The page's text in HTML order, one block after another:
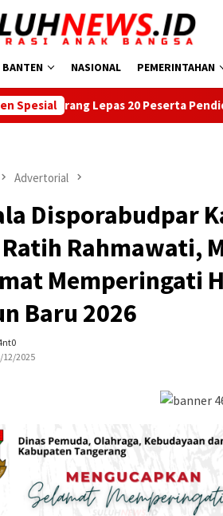
BANTEN NASIONAL PEMERINTAHAN
Spesial
20 Peserta Pendidikan Kaligrafi ke
Advertorial
Disporabudpar
Rahmawati,
Memperingati
Baru 2026
12/2025